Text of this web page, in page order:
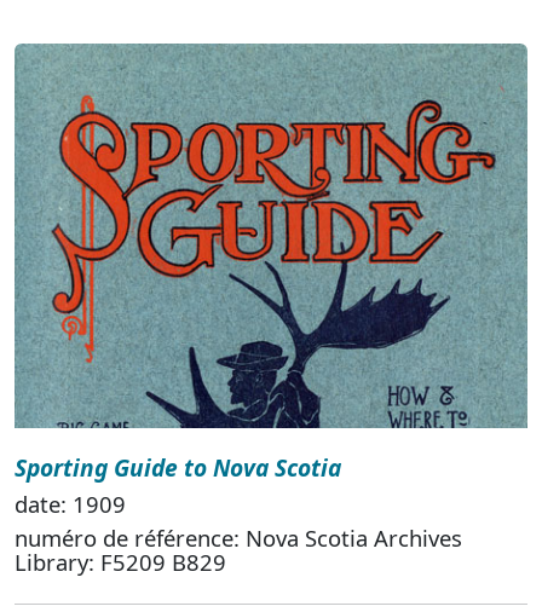
Sporting Guide to Nova Scotia
date: 1909
numéro de référence: Nova Scotia Archives
Library: F5209 B829